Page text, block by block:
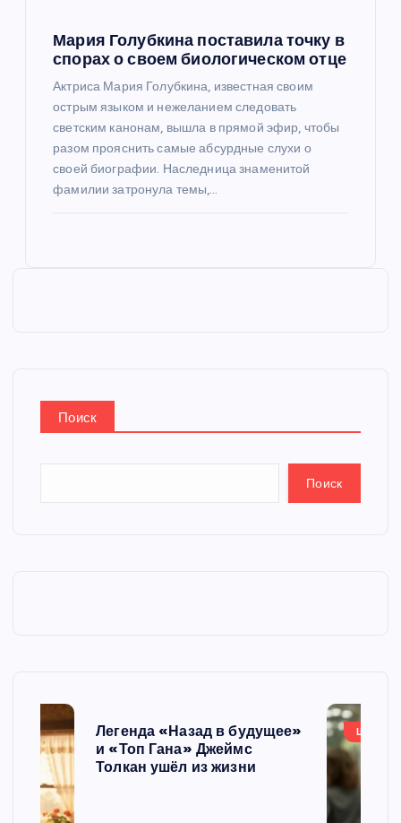
Мария Голубкина поставила точку в
спорах о своем биологическом отце
Актриса Мария Голубкина, известная своим
острым языком и нежеланием следовать
светским канонам, вышла в прямой эфир, чтобы
разом прояснить самые абсурдные слухи о
своей биографии. Наследница знаменитой
фамилии затронула темы,…
Поиск
Поиск
Легенда «Назад в будущее»
и «Топ Гана» Джеймс
Толкан ушёл из жизни